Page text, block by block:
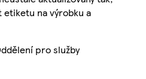
na výrobku a
pro služby